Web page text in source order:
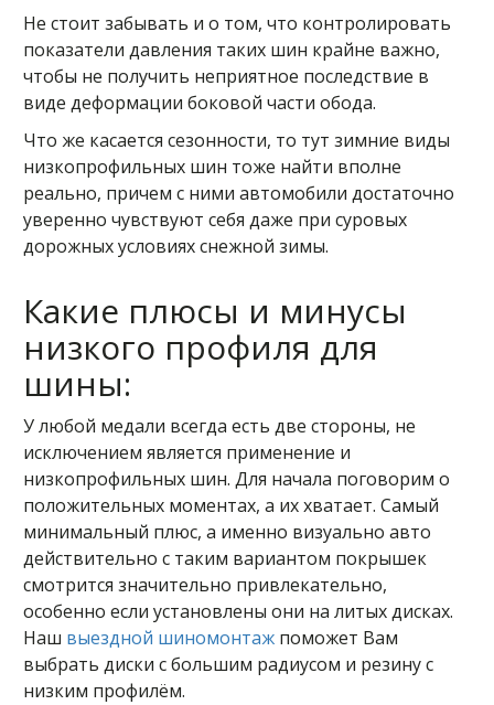
Не стоит забывать и о том, что контролировать
показатели давления таких шин крайне важно,
чтобы не получить неприятное последствие в
виде деформации боковой части обода.
Что же касается сезонности, то тут зимние виды
низкопрофильных шин тоже найти вполне
реально, причем с ними автомобили достаточно
уверенно чувствуют себя даже при суровых
дорожных условиях снежной зимы.
Какие плюсы и минусы
низкого профиля для
шины:
У любой медали всегда есть две стороны, не
исключением является применение и
низкопрофильных шин. Для начала поговорим о
положительных моментах, а их хватает. Самый
минимальный плюс, а именно визуально авто
действительно с таким вариантом покрышек
смотрится значительно привлекательно,
особенно если установлены они на литых дисках.
Наш выездной шиномонтаж поможет Вам
выбрать диски с большим радиусом и резину с
низким профилём.